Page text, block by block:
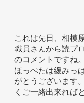
これは先日、相模
職員さんから読プ
のコメントですね
ほっぺたは緩みっ
がとうございます
くご一緒出来れば